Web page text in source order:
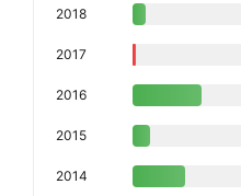
2018
2017
2016
2015
2014